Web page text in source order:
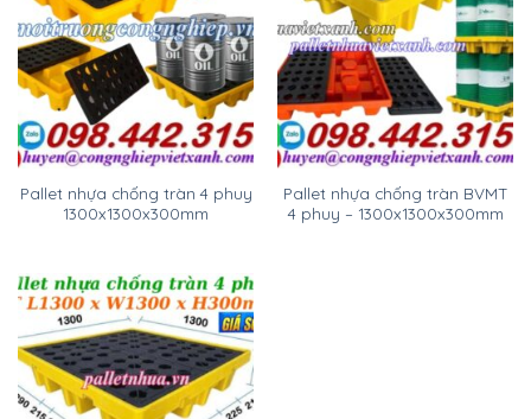
Pallet nhựa chống tràn 4 phuy
1300x1300x300mm
Pallet nhựa chống tràn BVMT
4 phuy – 1300x1300x300mm